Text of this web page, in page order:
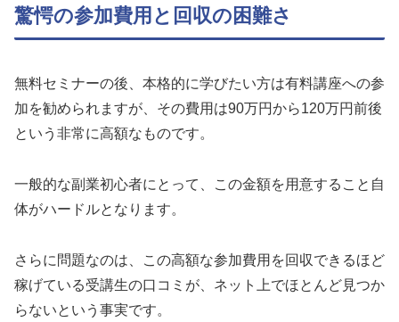
驚愕の参加費用と回収の困難さ
無料セミナーの後、本格的に学びたい方は有料講座への参
加を勧められますが、その費用は90万円から120万円前後
という非常に高額なものです。
一般的な副業初心者にとって、この金額を用意すること自
体がハードルとなります。
さらに問題なのは、この高額な参加費用を回収できるほど
稼げている受講生の口コミが、ネット上でほとんど見つか
らないという事実です。